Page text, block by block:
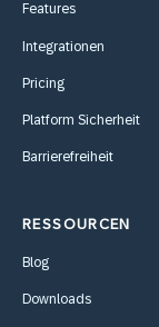
Features
Integrationen
Pricing
Platform Sicherheit
Barrierefreiheit
RESSOURCEN
Blog
Downloads